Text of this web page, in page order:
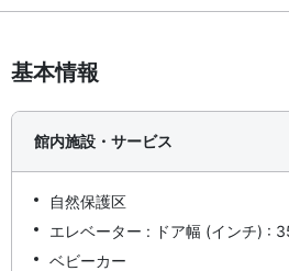
基本情報
館内施設・サービス
自然保護区
エレベーター : ドア幅 (インチ) :
ベビーカー